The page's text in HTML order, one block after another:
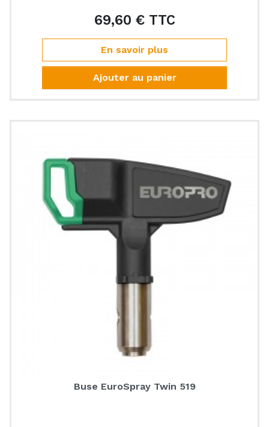
69,60 € TTCPrix
En savoir plus
Ajouter au panier
Buse EuroSpray Twin 519